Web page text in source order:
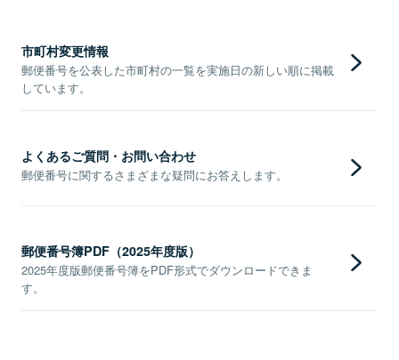
市町村変更情報
郵便番号を公表した市町村の一覧を実施日の新しい順に掲載
しています。
よくあるご質問・お問い合わせ
郵便番号に関するさまざまな疑問にお答えします。
郵便番号簿PDF（2025年度版）
2025年度版郵便番号簿をPDF形式でダウンロードできま
す。